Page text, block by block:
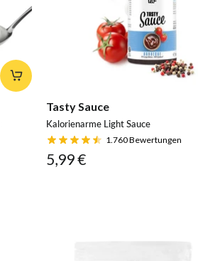
Tasty Sauce
Kalorienarme Light Sauce
1.760Bewertungen
5,99 €